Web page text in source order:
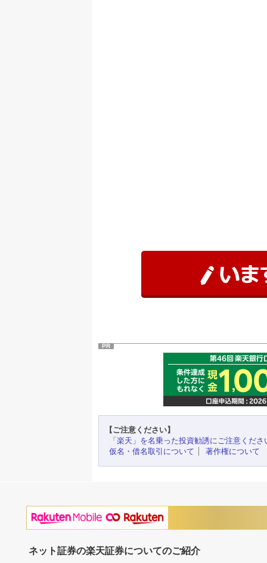
PR
【ご注意ください】
「楽天」を名乗った投資勧誘にご注意くださ
仮名・借名取引について
著作権について
ネット証券の楽天証券についてのご紹介